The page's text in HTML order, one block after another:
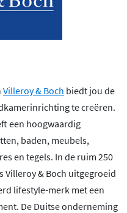
Villeroy & Boch biedt jou de
te creëren.
een hoogwaardig
baden, meubels,
en tegels. In de ruim 250
Villeroy & Boch uitgegroeid
lifestyle-merk met een
De Duitse onderneming